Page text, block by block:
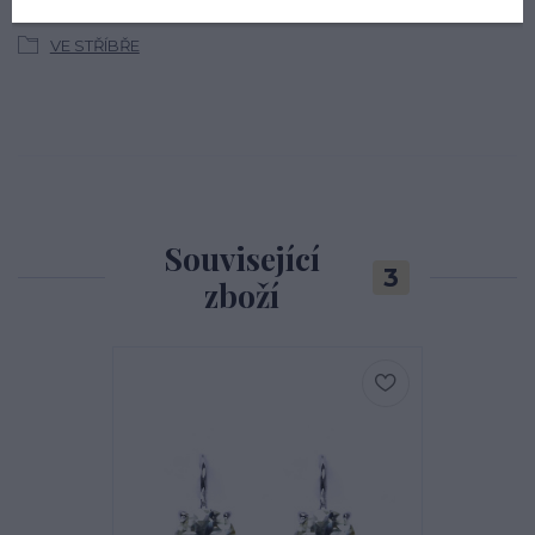
VE STŘÍBŘE
Související
zboží
3